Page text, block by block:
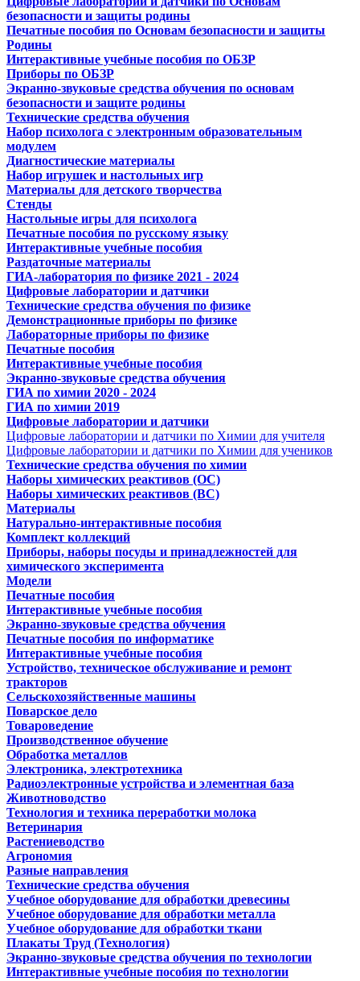
безопасности и защиты родины
Печатные пособия по Основам безопасности и защиты
Родины
Интерактивные учебные пособия по ОБЗР
Приборы по ОБЗР
Экранно-звуковые средства обучения по основам
безопасности и защите родины
Технические средства обучения
Набор психолога с электронным образовательным
модулем
Диагностические материалы
Набор игрушек и настольных игр
Материалы для детского творчества
Стенды
Настольные игры для психолога
Печатные пособия по русскому языку
Интерактивные учебные пособия
Раздаточные материалы
ГИА-лаборатория по физике 2021 - 2024
Цифровые лаборатории и датчики
Технические средства обучения по физике
Демонстрационные приборы по физике
Лабораторные приборы по физике
Печатные пособия
Интерактивные учебные пособия
Экранно-звуковые средства обучения
ГИА по химии 2020 - 2024
ГИА по химии 2019
Цифровые лаборатории и датчики
Цифровые лаборатории и датчики по Химии для учителя
Цифровые лаборатории и датчики по Химии для учеников
Технические средства обучения по химии
Наборы химических реактивов (ОС)
Наборы химических реактивов (ВС)
Материалы
Натурально-интерактивные пособия
Комплект коллекций
Приборы, наборы посуды и принадлежностей для
химического эксперимента
Модели
Печатные пособия
Интерактивные учебные пособия
Экранно-звуковые средства обучения
Печатные пособия по информатике
Интерактивные учебные пособия
Устройство, техническое обслуживание и ремонт
тракторов
Сельскохозяйственные машины
Поварское дело
Товароведение
Производственное обучение
Обработка металлов
Электроника, электротехника
Радиоэлектронные устройства и элементная база
Животноводство
Технология и техника переработки молока
Ветеринария
Растениеводство
Агрономия
Разные направления
Технические средства обучения
Учебное оборудование для обработки древесины
Учебное оборудование для обработки металла
Учебное оборудование для обработки ткани
Плакаты Труд (Технология)
Экранно-звуковые средства обучения по технологии
Интерактивные учебные пособия по технологии